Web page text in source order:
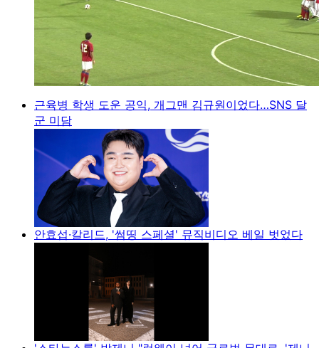
근육병 학생 도운 공익, 개그맨 김규원이었다…SNS 달
군 미담
안효섭·칼리드, '썸띵 스페셜' 뮤직비디오 베일 벗었다